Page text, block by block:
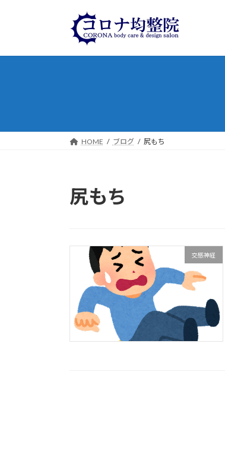
プ
動
HOME ブログ 尻もち
尻もち
交感神経